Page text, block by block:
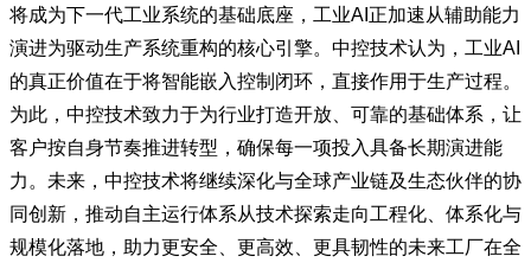
将成为下一代工业系统的基础底座，工业AI正加速从辅助能力
演进为驱动生产系统重构的核心引擎。中控技术认为，工业AI
的真正价值在于将智能嵌入控制闭环，直接作用于生产过程。
为此，中控技术致力于为行业打造开放、可靠的基础体系，让
客户按自身节奏推进转型，确保每一项投入具备长期演进能
力。未来，中控技术将继续深化与全球产业链及生态伙伴的协
同创新，推动自主运行体系从技术探索走向工程化、体系化与
规模化落地，助力更安全、更高效、更具韧性的未来工厂在全